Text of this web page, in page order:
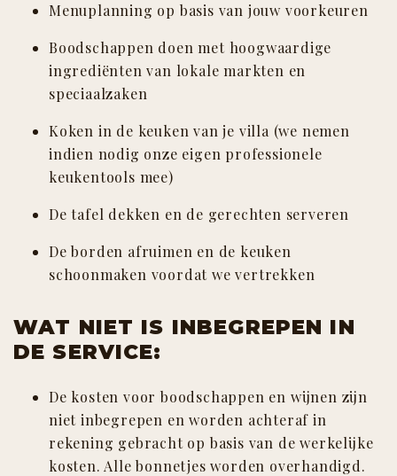
Menuplanning op basis van jouw voorkeuren
Boodschappen doen met hoogwaardige
ingrediënten van lokale markten en
speciaalzaken
Koken in de keuken van je villa (we nemen
indien nodig onze eigen professionele
keukentools mee)
De tafel dekken en de gerechten serveren
De borden afruimen en de keuken
schoonmaken voordat we vertrekken
WAT NIET IS INBEGREPEN IN
DE SERVICE:
De kosten voor boodschappen en wijnen zijn
niet inbegrepen en worden achteraf in
rekening gebracht op basis van de werkelijke
kosten. Alle bonnetjes worden overhandigd.